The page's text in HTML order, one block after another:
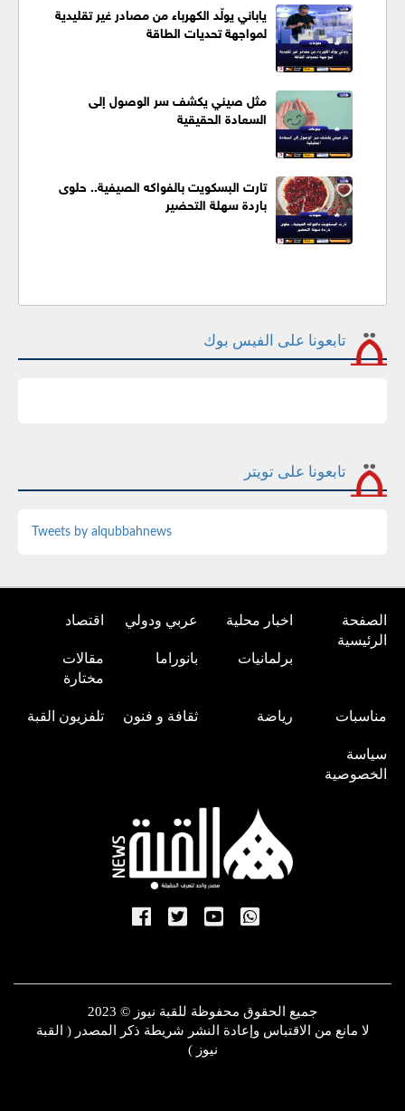
ياباني يولّد الكهرباء من مصادر غير تقليدية
لمواجهة تحديات الطاقة
مثل صيني يكشف سر الوصول إلى
السعادة الحقيقية
تارت البسكويت بالفواكه الصيفية.. حلوى
باردة سهلة التحضير
تابعونا على الفيس بوك
تابعونا على تويتر
Tweets by alqubbahnews
الصفحة
الرئيسية
اخبار محلية عربي ودولي اقتصاد
برلمانيات بانوراما
مقالات
مختارة
مناسبات رياضة ثقافة و فنون تلفزيون القبة
سياسة
الخصوصية
جميع الحقوق محفوظة للقبة نيوز © 2023
لا مانع من الاقتباس وإعادة النشر شريطة ذكر المصدر ( القبة
نيوز )